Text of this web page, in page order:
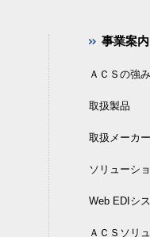
事業案内
ＡＣＳの強み
取扱製品
取扱メーカー
ソリューシ
Web EDIシ
ＡＣＳソリ